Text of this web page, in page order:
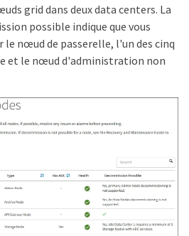
grid dans deux data centers. La
possible indique que vous
le nœud de passerelle, l'un des cinq
et le nœud d'administration non